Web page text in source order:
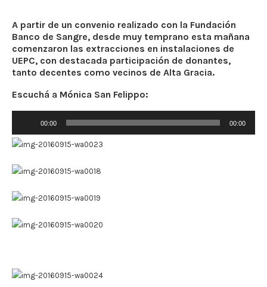
A partir de un convenio realizado con la Fundación
Banco de Sangre, desde muy temprano esta mañana
comenzaron las extracciones en instalaciones de
UEPC, con destacada participación de donantes,
tanto decentes como vecinos de Alta Gracia.
Escuchá a Mónica San Felippo:
audio
00:00 00:00